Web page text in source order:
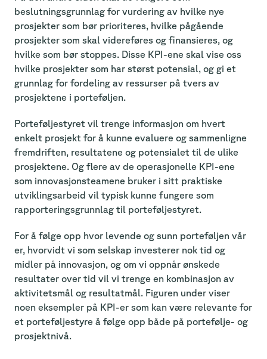
beslutningsgrunnlag for vurdering av hvilke nye
prosjekter som bør prioriteres, hvilke pågående
prosjekter som skal videreføres og finansieres, og
hvilke som bør stoppes. Disse KPI-ene skal vise oss
hvilke prosjekter som har størst potensial, og gi et
grunnlag for fordeling av ressurser på tvers av
prosjektene i porteføljen.
Porteføljestyret vil trenge informasjon om hvert
enkelt prosjekt for å kunne evaluere og sammenligne
fremdriften, resultatene og potensialet til de ulike
prosjektene. Og flere av de operasjonelle KPI-ene
som innovasjonsteamene bruker i sitt praktiske
utviklingsarbeid vil typisk kunne fungere som
rapporteringsgrunnlag til porteføljestyret.
For å følge opp hvor levende og sunn porteføljen vår
er, hvorvidt vi som selskap investerer nok tid og
midler på innovasjon, og om vi oppnår ønskede
resultater over tid vil vi trenge en kombinasjon av
aktivitetsmål og resultatmål. Figuren under viser
noen eksempler på KPI-er som kan være relevante for
et porteføljestyre å følge opp både på portefølje- og
prosjektnivå.